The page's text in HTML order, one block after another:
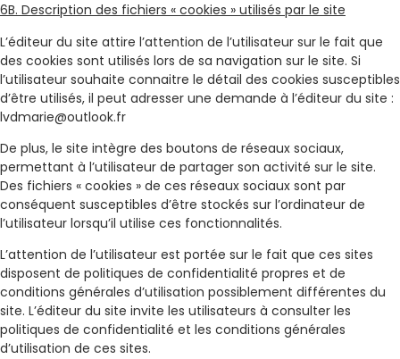
6B. Description des fichiers « cookies » utilisés par le site
L’éditeur du site attire l’attention de l’utilisateur sur le fait que
des cookies sont utilisés lors de sa navigation sur le site. Si
l’utilisateur souhaite connaitre le détail des cookies susceptibles
d’être utilisés, il peut adresser une demande à l’éditeur du site :
lvdmarie@outlook.fr
De plus, le site intègre des boutons de réseaux sociaux,
permettant à l’utilisateur de partager son activité sur le site.
Des fichiers « cookies » de ces réseaux sociaux sont par
conséquent susceptibles d’être stockés sur l’ordinateur de
l’utilisateur lorsqu’il utilise ces fonctionnalités.
L’attention de l’utilisateur est portée sur le fait que ces sites
disposent de politiques de confidentialité propres et de
conditions générales d’utilisation possiblement différentes du
site. L’éditeur du site invite les utilisateurs à consulter les
politiques de confidentialité et les conditions générales
d’utilisation de ces sites.